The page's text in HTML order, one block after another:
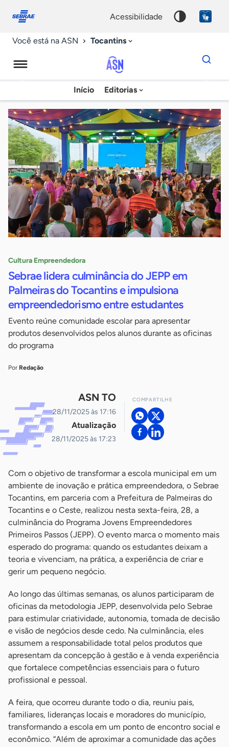
conosco
acessibilidade
Você está na ASN Tocantins
Agência
Sebrae
de
Notícias
Início Editorias
Dados
para
chave
Cultura Empreendedora
Sebrae lidera culminância do JEPP em
Palmeiras do Tocantins e impulsiona
empreendedorismo entre estudantes
Evento reúne comunidade escolar para apresentar
produtos desenvolvidos pelos alunos durante as oficinas
do programa
Por Redação
ASN TO
28/11/2025 às 17:16
Atualização
28/11/2025 às 17:23
COMPARTILHE
Com o objetivo de transformar a escola municipal em um
ambiente de inovação e prática empreendedora, o Sebrae
Tocantins, em parceria com a Prefeitura de Palmeiras do
Tocantins e o Ceste, realizou nesta sexta-feira, 28, a
culminância do Programa Jovens Empreendedores
Primeiros Passos (JEPP). O evento marca o momento mais
esperado do programa: quando os estudantes deixam a
teoria e vivenciam, na prática, a experiência de criar e
gerir um pequeno negócio.
Ao longo das últimas semanas, os alunos participaram de
oficinas da metodologia JEPP, desenvolvida pelo Sebrae
para estimular criatividade, autonomia, tomada de decisão
e visão de negócios desde cedo. Na culminância, eles
assumem a responsabilidade total pelos produtos que
apresentam da concepção à gestão e à venda experiência
que fortalece competências essenciais para o futuro
profissional e pessoal.
A feira, que ocorreu durante todo o dia, reuniu pais,
familiares, lideranças locais e moradores do município,
transformando a escola em um ponto de encontro social e
econômico. “Além de aproximar a comunidade das ações